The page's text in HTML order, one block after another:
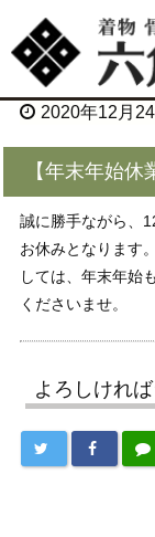
2020年12月24
【年末年始休
誠に勝手ながら、
お休みとなります
しては、年末年始
くださいませ。
よろしけれ